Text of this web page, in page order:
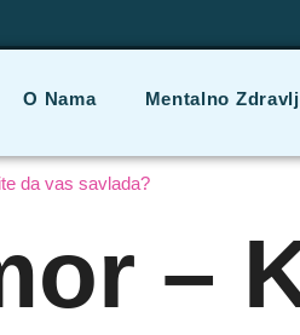
O Nama Mentalno
da vas savlada?
–